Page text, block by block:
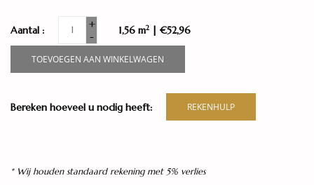
Aantal :
+
-
1,56 m2 | €52,96
TOEVOEGEN AAN WINKELWAGEN
Bereken hoeveel u nodig heeft: REKENHULP
* Wij houden standaard rekening met 5% verlies